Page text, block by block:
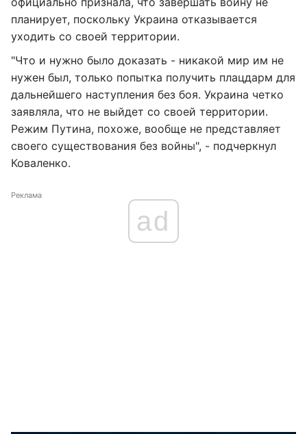
планирует, поскольку Украина отказывается
уходить со своей территории.
"Что и нужно было доказать - никакой мир им не
нужен был, только попытка получить плацдарм для
дальнейшего наступления без боя. Украина четко
заявляла, что не выйдет со своей территории.
Режим Путина, похоже, вообще не представляет
своего существования без войны", - подчеркнул
Коваленко.
Реклама
ad